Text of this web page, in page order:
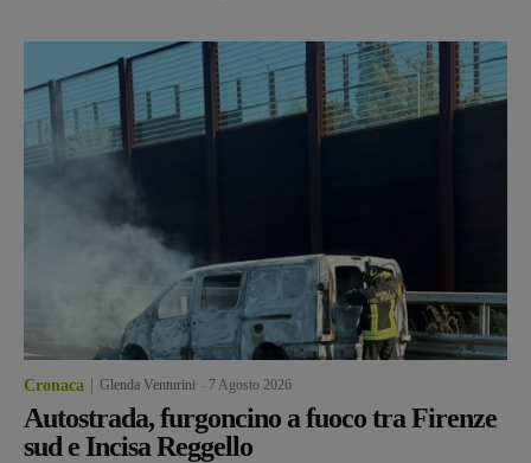
Cronaca Glenda Venturini 7 Agosto 2026
Autostrada, furgoncino a fuoco tra Firenze
sud e Incisa Reggello